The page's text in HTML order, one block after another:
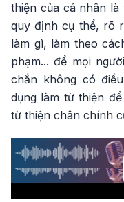
thiện của cá nhân
quy định cụ thể, rõ
làm gì, làm theo
phạm... để mọi
chắn không có
dụng làm từ thiện
từ thiện chân chính